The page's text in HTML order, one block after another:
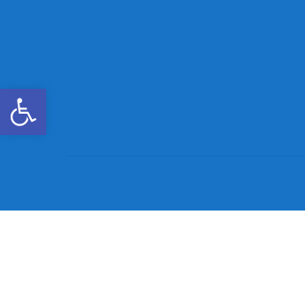
Ανοίξτε τη γραμμή εργαλείων